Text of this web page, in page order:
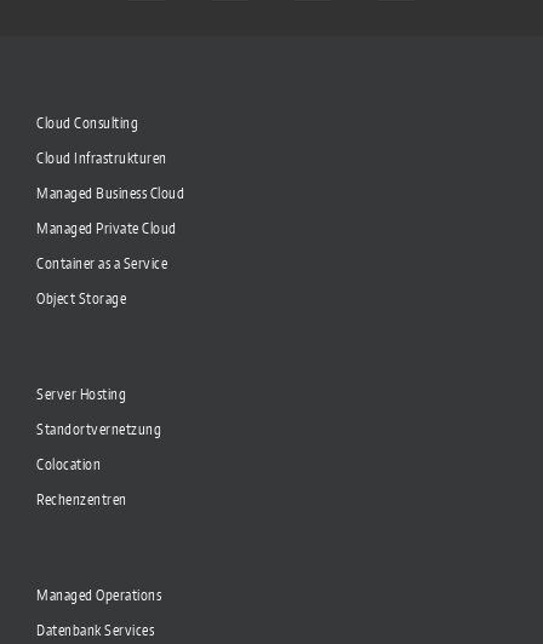
Cloud Consulting
Cloud Infrastrukturen
Managed Business Cloud
Managed Private Cloud
Container as a Service
Object Storage
Server Hosting
Standortvernetzung
Colocation
Rechenzentren
Managed Operations
Datenbank Services